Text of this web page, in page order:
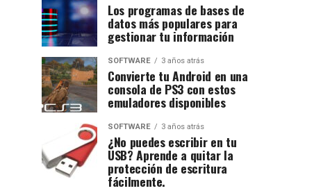
Los programas de bases de
datos más populares para
gestionar tu información
SOFTWARE 3 años atrás
Convierte tu Android en una
consola de PS3 con estos
emuladores disponibles
SOFTWARE 3 años atrás
¿No puedes escribir en tu
USB? Aprende a quitar la
protección de escritura
fácilmente.